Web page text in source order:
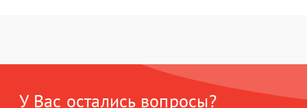
системы защиты от
60 мин 1 год
У Вас остались вопросы?